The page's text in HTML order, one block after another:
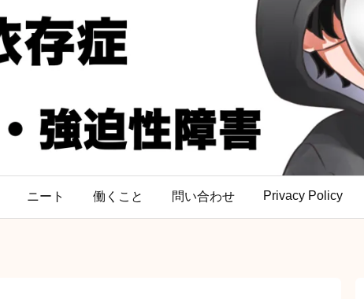
ニート 働くこと 問い合わせ Privacy Policy